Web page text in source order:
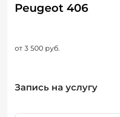
Peugeot 406
от 3 500 руб.
Запись на услугу